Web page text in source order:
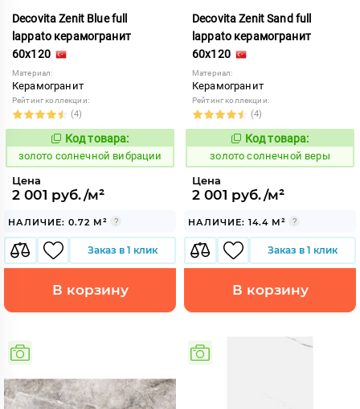
Decovita Zenit Blue full
lappato керамогранит
60x120
Материал:
Керамогранит
Рейтинг коллекции:
(4)
Код:
527385
Код товара:
золото солнечной вибрации
Цена
2 001 руб./м²
НАЛИЧИЕ: 0.72 М²
Заказ в 1 клик
В корзину
Decovita Zenit Sand full
lappato керамогранит
60x120
Материал:
Керамогранит
Рейтинг коллекции:
(4)
Код:
527383
Код товара:
золото солнечной веры
Цена
2 001 руб./м²
НАЛИЧИЕ: 14.4 М²
Заказ в 1 клик
В корзину